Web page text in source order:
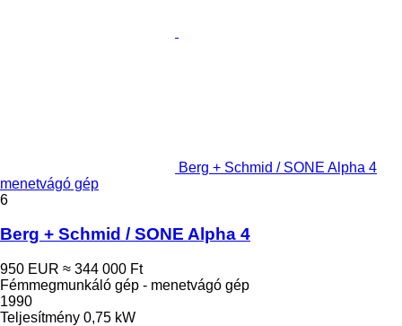
Berg + Schmid / SONE Alpha 4
menetvágó gép
6
Berg + Schmid / SONE Alpha 4
950 EUR ≈ 344 000 Ft
Fémmegmunkáló gép - menetvágó gép
1990
Teljesítmény 0,75 kW